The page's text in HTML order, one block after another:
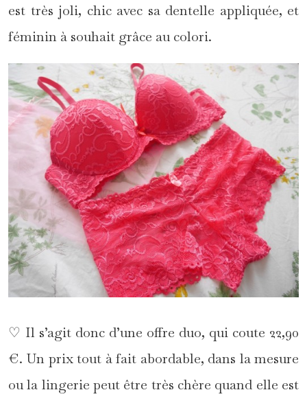
est très joli, chic avec sa dentelle appliquée, et
féminin à souhait grâce au colori.
♡ Il s’agit donc d’une offre duo, qui coute 22,90
€. Un prix tout à fait abordable, dans la mesure
ou la lingerie peut être très chère quand elle est